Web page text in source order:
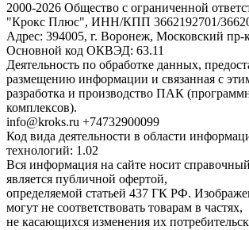
2000-2026 Общество с ограниченной
"Крокс Плюс", ИНН/КПП 3662192701/
Адрес: 394005, г. Воронеж, Московский пр-
Основной код ОКВЭД: 63.11
Деятельность по обработке данных,
размещению информации и связанная с
разработка и производство ПАК
комплексов).
info@kroks.ru +74732900099
Код вида деятельности в области
технологий: 1.02
Вся информация на сайте носит
является публичной офертой,
определяемой статьей 437 ГК РФ.
могут не соответствовать товарам в частях,
не касающихся изменения их